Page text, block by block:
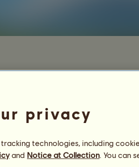
jezdeckém centru pohodlnější
napáječka v boxu, koně získávají
nemají
činností vynaloží koně se sprchou v
privacy
technologies, including
and Notice at Collection. You can